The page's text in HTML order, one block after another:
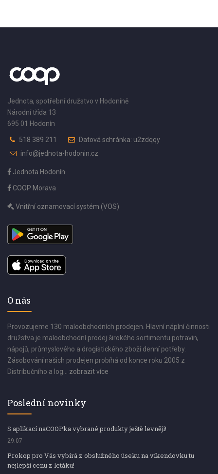
Jednota, spotřební družstvo v Hodoníně
Národní třída 13
695 01 Hodonín
518 389 211
Datová schránka: u2zdqqy
info@jednota-hodonin.cz
Jednota Hodonín
COOP Morava
Vnitřní oznamovací systém (VOS)
O nás
Provozujeme 130 maloobchodních prodejen. Hlavní náplní činnosti
družstva je maloobchodní prodej širokého sortimentu potravin,
nápojů, průmyslového a drogistického zboží denní potřeby.
Zásobování našich prodejen probíhá od konce roku 2005 z
Distribučního a log... zobrazit více
Poslední novinky
S aplikací naCOOPka vybrané produkty ještě levněji!
29.07
Prokop pro Vás vybírá z obslužného úseku na víkendovku tu
nejlepší cenu z letáku!